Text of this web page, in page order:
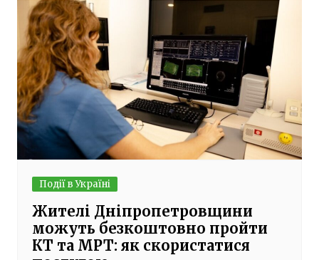
Події в Україні
Жителі Дніпропетровщини
можуть безкоштовно пройти
КТ та МРТ: як скористатися